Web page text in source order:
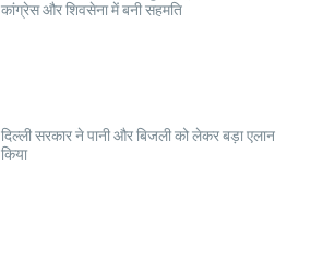
कांग्रेस और शिवसेना में बनी सहमति
दिल्ली सरकार ने पानी और बिजली को लेकर बड़ा एलान
किया